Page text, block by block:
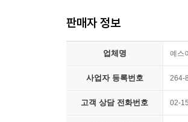
출제 공식 28 접속부사
출제 공식 29 부사절 접속사/
실전과 동일한 난이도의 실전
연구진들이 지텔프 최신 출
청취/독해 및 어휘 최단 기간
판매자 정보
업체명 예스
사업자 등록번호 264-
고객 상담 전화번호 02-